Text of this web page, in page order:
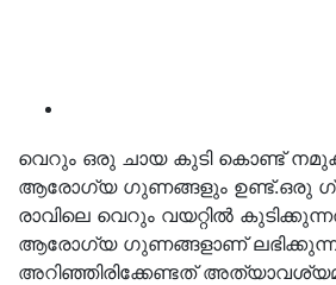
വെറും ഒരു ചായ കുടി കൊണ്ട്
ആരോഗ്യ ഗുണങ്ങളും ഉണ്ട്.ഒരു
രാവിലെ വെറും വയറ്റില്‍
ആരോഗ്യ ഗുണങ്ങളാണ്
അറിഞ്ഞിരിക്കേണ്ടത്